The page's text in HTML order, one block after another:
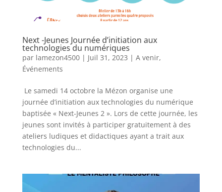
Next -Jeunes Journée d’initiation aux
technologies du numériques
par lamezon4500| Juil 31, 2023 | A venir,
Événements
Le samedi 14 octobre la Mézon organise une
journée d’initiation aux technologies du numérique
baptisée « Next-Jeunes 2 ». Lors de cette journée, les
jeunes sont invités à participer gratuitement à des
ateliers ludiques et didactiques ayant a trait aux
technologies du...